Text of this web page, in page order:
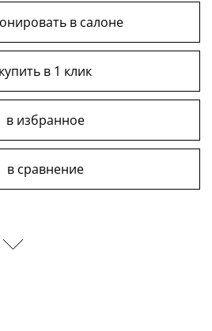
в салоне
купить в 1 клик
в избранное
в сравнение